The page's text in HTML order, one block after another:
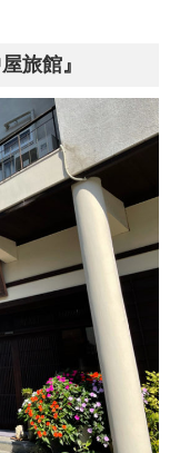
旅館』